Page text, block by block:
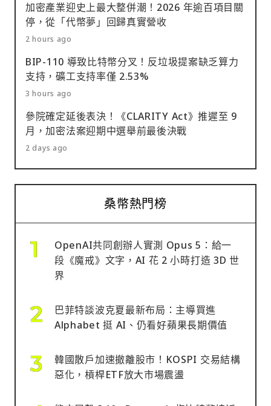
加密產業迎史上最大整併潮！2026 年逾百項目關
停，從「代幣夢」回歸真實營收
2 hours ago
BIP-110 導致比特幣分叉！反垃圾提案缺乏算力
支持，礦工支持率僅 2.53%
3 hours ago
參院確定延後表決！《CLARITY Act》推遲至 9
月，加密法案迎期中選舉前最後決戰
2 days ago
桑幣熱門榜
OpenAI共同創辦人實測 Opus 5：給一
段《魔戒》文字，AI 花 2 小時打造 3D 世
界
巴菲特談波克夏最新布局：主導買進
Alphabet 挺 AI、仍看好蘋果長期價值
韓國散戶加速撤離股市！KOSPI 交易結構
惡化，槓桿ETF放大市場震盪